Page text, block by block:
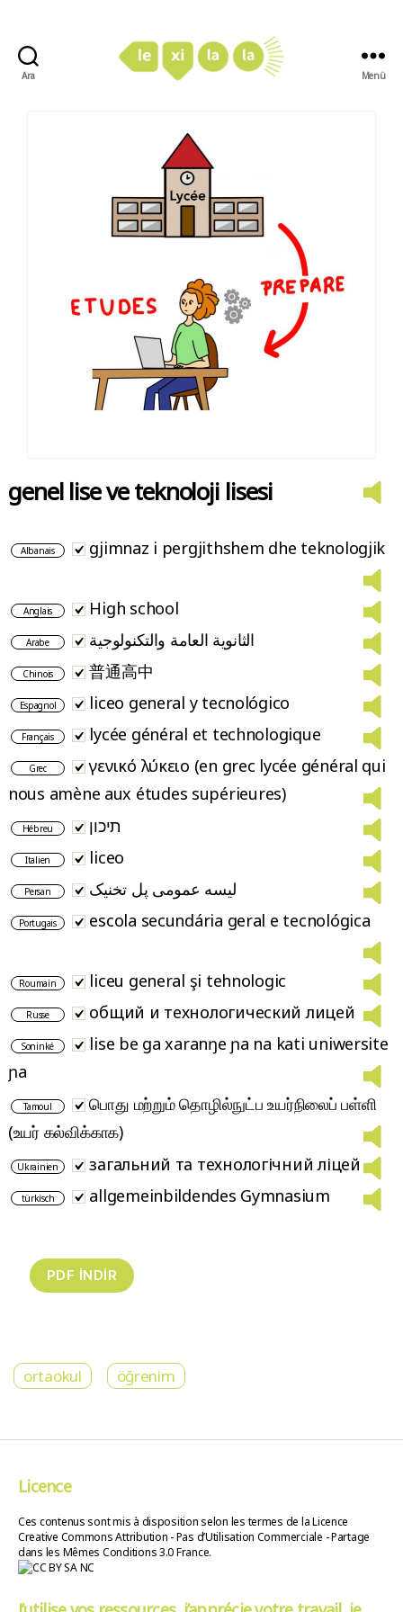
Ara Menü
genel lise ve teknoloji lisesi
Albanais gjimnaz i pergjithshem dhe teknologjik
Anglais High school
Arabe الثانوية العامة والتكنولوجية
Chinois 普通高中
Espagnol liceo general y tecnológico
Français lycée général et technologique
Grec
γενικό λύκειο (en grec lycée général qui
nous amène aux études supérieures)
Hébreu תיכון
Italien liceo
Persan لیسه عمومی پل تخنیک
Portugais escola secundária geral e tecnológica
Roumain liceu general şi tehnologic
Russe общий и технологический лицей
Soninké
lise be ga xaranŋe ɲa na kati uniwersite
ɲa
Tamoul
பொது மற்றும் தொழில்நுட்ப உயர்நிலைப் பள்ளி
(உயர் கல்விக்காக)
Ukrainien загальний та технологічний ліцей
türkisch allgemeinbildendes Gymnasium
ortaokul öğrenim
Licence
Ces contenus sont mis à disposition selon les termes de la Licence
Creative Commons Attribution - Pas d’Utilisation Commerciale - Partage
dans les Mêmes Conditions 3.0 France.